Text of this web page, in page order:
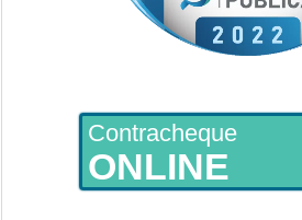
Contracheque
ONLINE